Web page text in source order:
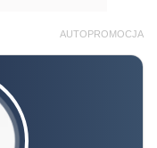
AUTOPROMOCJA